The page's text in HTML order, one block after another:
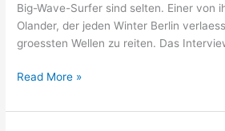
Big-Wave-Surfer sind selten. Einer von
Olander, der jeden Winter Berlin
groessten Wellen zu reiten. Das
Wellenreiten
Read More »